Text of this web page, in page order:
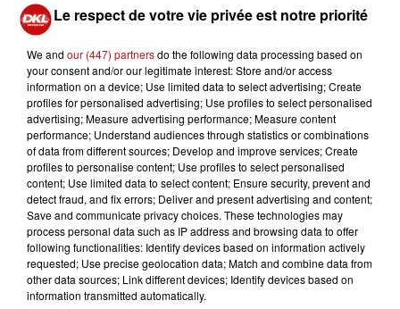
Cependant, le vendredi 20 décembre, les gérants ont
annoncé la fermeture temporaire de l’établissement sur
les réseaux sociaux, annulant ainsi les soirées de fin
d'année très populaires. Un communiqué publié par la
discothèque remerciait les clients pour leur
compréhension et fidélité, tout en promettant de
communiquer de nouvelles informations au moment
opportun.
Nicolas Haller, gérant du Mille Club depuis huit ans, a
préféré ne pas faire de commentaire, estimant avoir
déjà subi suffisamment de critiques.
À la suite de ce drame, des mesures de sécurité
supplémentaires avaient été mises en place, incluant
Le respect de votre vie privée est notre priorité
We and our (447) partnersdo the following data processing based on
your consent and/or our legitimate interest: Store and/or access
information on a device; Use limited data to select advertising; Create
profiles for personalised advertising; Use profiles to select personalised
advertising; Measure advertising performance; Measure content
performance; Understand audiences through statistics or combinations
of data from different sources; Develop and improve services; Create
profiles to personalise content; Use profiles to select personalised
content; Use limited data to select content; Ensure security, prevent and
detect fraud, and fix errors; Deliver and present advertising and content;
Save and communicate privacy choices. These technologies may
process personal data such as IP address and browsing data to offer
following functionalities: Identify devices based on information actively
requested; Use precise geolocation data; Match and combine data from
other data sources; Link different devices; Identify devices based on
information transmitted automatically.